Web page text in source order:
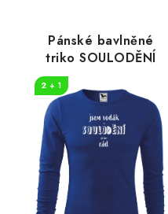
Pánské bavlněné
triko SOULODĚNÍ
2 + 1